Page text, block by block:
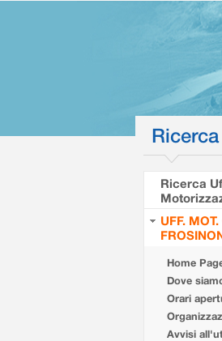
Ricerca
UFF. MOT.
Home
Dove
Orari
Avvisi